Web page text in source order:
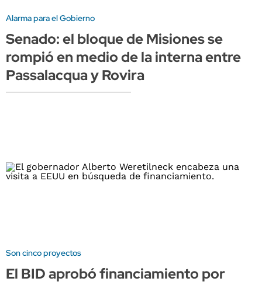
Alarma para el Gobierno
Senado: el bloque de Misiones se
rompió en medio de la interna entre
Passalacqua y Rovira
Son cinco proyectos
El BID aprobó financiamiento por